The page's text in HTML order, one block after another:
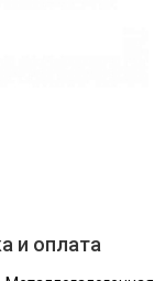
и оплата